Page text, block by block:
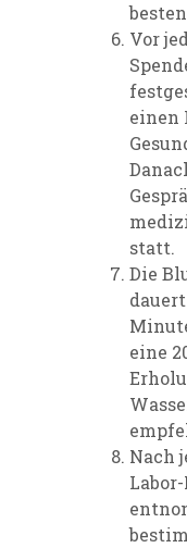
Vor
einen
statt.
Die
eine
Nach